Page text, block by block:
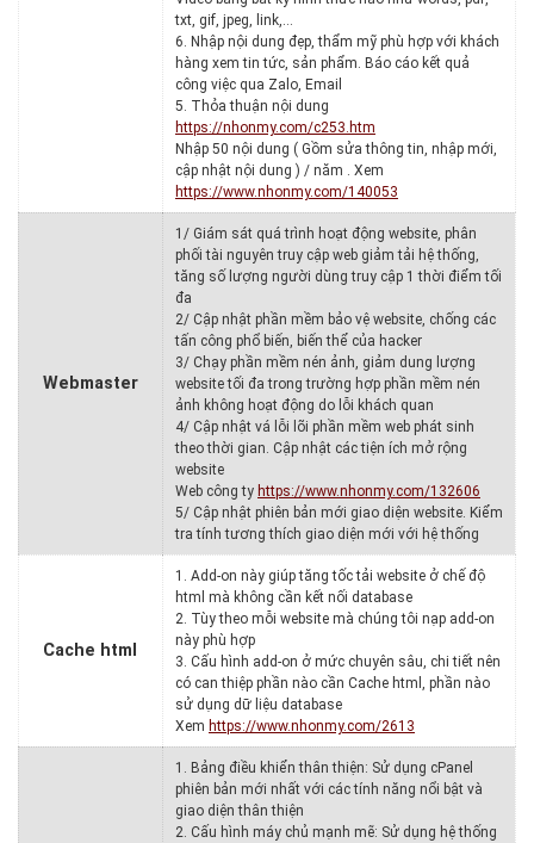
txt, gif, jpeg, link,…
6. Nhập nội dung đẹp, thẩm mỹ phù hợp với khách
hàng xem tin tức, sản phẩm. Báo cáo kết quả
công việc qua Zalo, Email
5. Thỏa thuận nội dung
https://nhonmy.com/c253.htm
Nhập 50 nội dung ( Gồm sửa thông tin, nhập mới,
cập nhật nội dung ) / năm . Xem
https://www.nhonmy.com/140053
Webmaster
1/ Giám sát quá trình hoạt động website, phân
phối tài nguyên truy cập web giảm tải hệ thống,
tăng số lượng người dùng truy cập 1 thời điểm tối
đa
2/ Cập nhật phần mềm bảo vệ website, chống các
tấn công phổ biến, biến thể của hacker
3/ Chạy phần mềm nén ảnh, giảm dung lượng
website tối đa trong trường hợp phần mềm nén
ảnh không hoạt động do lỗi khách quan
4/ Cập nhật vá lỗi lõi phần mềm web phát sinh
theo thời gian. Cập nhật các tiện ích mở rộng
website
Web công ty https://www.nhonmy.com/132606
5/ Cập nhật phiên bản mới giao diện website. Kiểm
tra tính tương thích giao diện mới với hệ thống
Cache html
1. Add-on này giúp tăng tốc tải website ở chế độ
html mà không cần kết nối database
2. Tùy theo mỗi website mà chúng tôi nạp add-on
này phù hợp
3. Cấu hình add-on ở mức chuyên sâu, chi tiết nên
có can thiệp phần nào cần Cache html, phần nào
sử dụng dữ liệu database
Xem https://www.nhonmy.com/2613
1. Bảng điều khiển thân thiện: Sử dụng cPanel
phiên bản mới nhất với các tính năng nổi bật và
giao diện thân thiện
2. Cấu hình máy chủ mạnh mẽ: Sử dụng hệ thống